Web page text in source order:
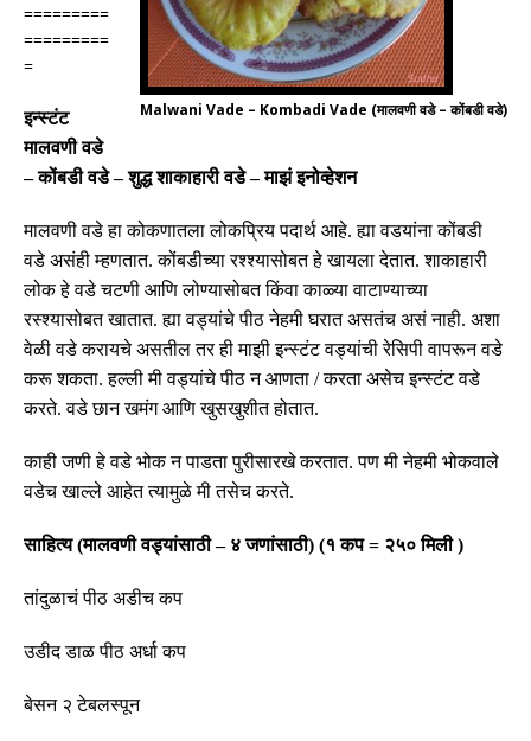
Malwani Vade – Kombadi Vade (मालवणी वडे – कोंबडी वडे)
=========
=========
=
इन्स्टंट
मालवणी वडे
–कोंबडी वडे –शुद्ध शाकाहारी वडे – माझं इनोव्हेशन
मालवणी वडे हा कोकणातला लोकप्रिय पदार्थ आहे.ह्या वडयांना कोंबडी
वडे असंही म्हणतात.कोंबडीच्या रश्श्यासोबत हे खायला देतात.शाकाहारी
लोक हे वडे चटणी आणि लोण्यासोबत किंवा काळ्या वाटाण्याच्या
रस्श्यासोबत खातात.ह्या वड्यांचे पीठ नेहमी घरात असतंच असं नाही. अशा
वेळी वडे करायचे असतील तर ही माझी इन्स्टंट वड्यांची रेसिपी वापरून वडे
करू शकता.हल्ली मी वड्यांचे पीठ न आणता /करता असेच इन्स्टंट वडे
करते.वडे छान खमंग आणि खुसखुशीत होतात.
काही जणी हे वडे भोक न पाडता पुरीसारखे करतात.पण मी नेहमी भोकवाले
वडेच खाल्ले आहेत त्यामुळे मी तसेच करते.
साहित्य (मालवणी वड्यांसाठी – ४ जणांसाठी) (१ कप= २५० मिली)
तांदुळाचं पीठ अडीच कप
उडीद डाळ पीठ अर्धा कप
बेसन २ टेबलस्पून